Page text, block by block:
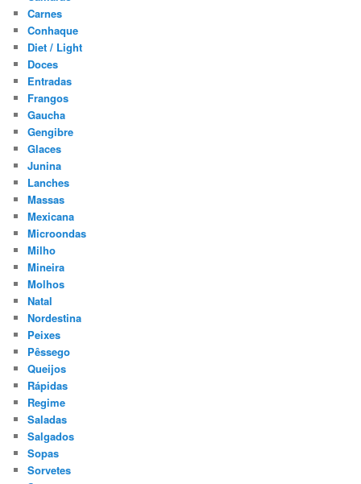
Carnes
Conhaque
Diet / Light
Doces
Entradas
Frangos
Gaucha
Gengibre
Glaces
Junina
Lanches
Massas
Mexicana
Microondas
Milho
Mineira
Molhos
Natal
Nordestina
Peixes
Pêssego
Queijos
Rápidas
Regime
Saladas
Salgados
Sopas
Sorvetes